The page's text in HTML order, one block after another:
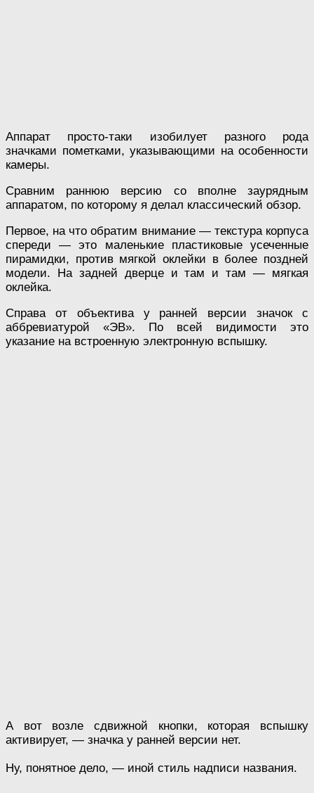
Аппарат просто-таки изобилует разного рода
значками пометками, указывающими на особенности
камеры.
Сравним раннюю версию со вполне заурядным
аппаратом, по которому я делал классический обзор.
Первое, на что обратим внимание — текстура корпуса
спереди — это маленькие пластиковые усеченные
пирамидки, против мягкой оклейки в более поздней
модели. На задней дверце и там и там — мягкая
оклейка.
Справа от объектива у ранней версии значок с
аббревиатурой «ЭВ». По всей видимости это
указание на встроенную электронную вспышку.
А вот возле сдвижной кнопки, которая вспышку
активирует, — значка у ранней версии нет.
Ну, понятное дело, — иной стиль надписи названия.